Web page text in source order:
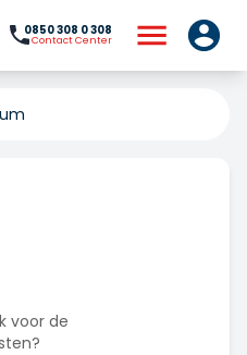
0850 308 0 308
Contact Center
voor de